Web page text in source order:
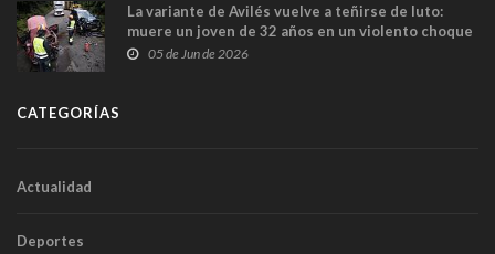
La variante de Avilés vuelve a teñirse de luto:
muere un joven de 32 años en un violento choque
frontal
05 de Jun de 2026
CATEGORÍAS
Actualidad
Deportes